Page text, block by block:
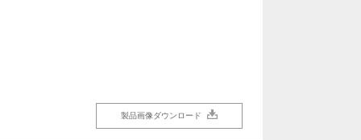
製品画像ダウンロード